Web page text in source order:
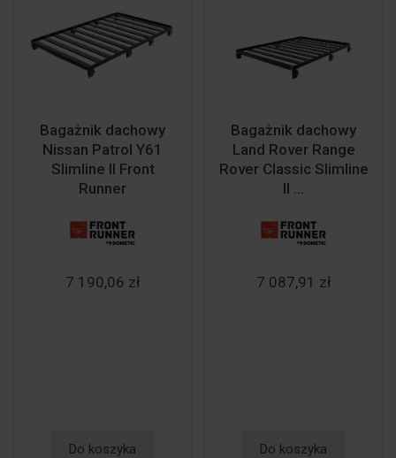
Bagażnik dachowy
Nissan Patrol Y61
Slimline II Front
Runner
7 190,06 zł
Do koszyka
Bagażnik dachowy
Land Rover Range
Rover Classic Slimline
II ...
7 087,91 zł
Do koszyka